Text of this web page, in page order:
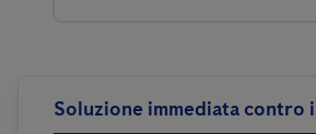
Soluzione immediata contro